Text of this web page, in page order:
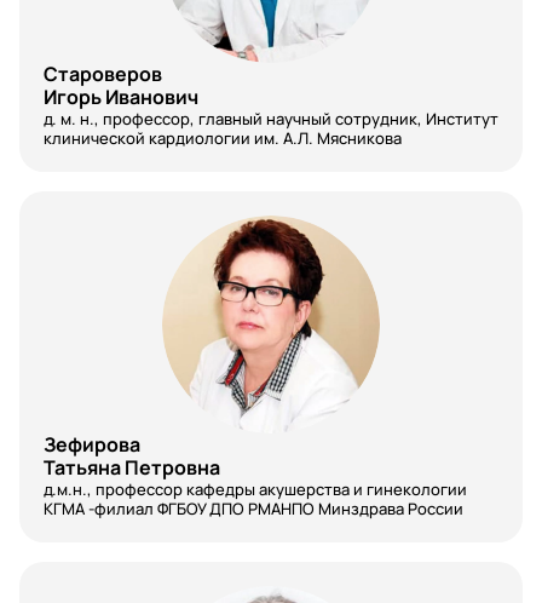
Лечебное дело
Маммология
Мануальная терапия
Менеджер отдела закупок
Неврология
Нейрохирургия
Неонатология
Нефрология
Нутрициология
Староверов
Игорь Иванович
д. м. н., профессор, главный научный сотрудник, Институт
клинической кардиологии им. А.Л. Мясникова
Зефирова
Татьяна Петровна
д.м.н., профессор кафедры акушерства и гинекологии
КГМА -филиал ФГБОУ ДПО РМАНПО Минздрава России